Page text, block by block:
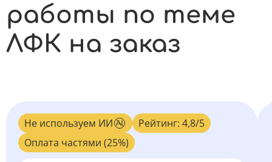
работы по теме
ЛФК на заказ
Не используем ИИ
Рейтинг: 4,8/5
Оплата частями (25%)